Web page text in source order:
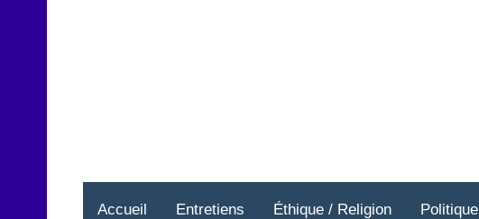
Accueil Entretiens Éthique / Religion Politique